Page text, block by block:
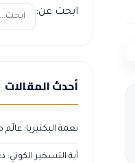
ابحث عن:
أحدث المقالات
نعمة البكتيريا:
آية التسخير الكوني: